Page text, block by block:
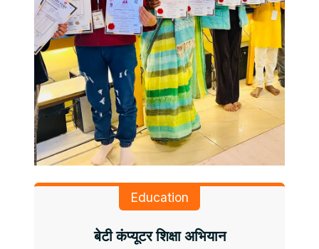
Education
बेटी कंप्यूटर शिक्षा अभियान